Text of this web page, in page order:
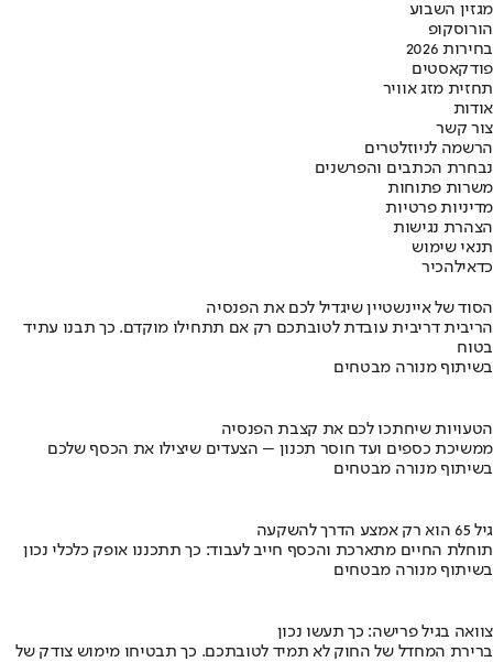
מגזין השבוע
הורוסקופ
בחירות 2026
פודקאסטים
תחזית מזג אוויר
אודות
צור קשר
הרשמה לניוזלטרים
נבחרת הכתבים והפרשנים
משרות פתוחות
מדיניות פרטיות
הצהרת נגישות
תנאי שימוש
כדאילהכיר
הסוד של איינשטיין שיגדיל לכם את הפנסיה
הריבית דריבית עובדת לטובתכם רק אם תתחילו מוקדם. כך תבנו עתיד
בטוח
בשיתוף מנורה מבטחים
הטעויות שיחתכו לכם את קצבת הפנסיה
ממשיכת כספים ועד חוסר תכנון – הצעדים שיצילו את הכסף שלכם
בשיתוף מנורה מבטחים
גיל 65 הוא רק אמצע הדרך להשקעה
תוחלת החיים מתארכת והכסף חייב לעבוד: כך תתכננו אופק כלכלי נכון
בשיתוף מנורה מבטחים
צוואה בגיל פרישה: כך תעשו נכון
ברירת המחדל של החוק לא תמיד לטובתכם. כך תבטיחו מימוש צודק של